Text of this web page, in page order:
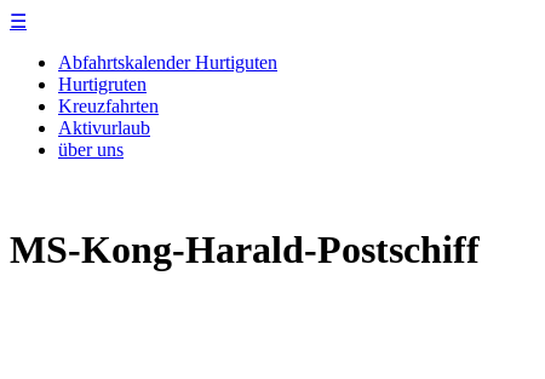
☰
Abfahrtskalender Hurtiguten
Hurtigruten
Kreuzfahrten
Aktivurlaub
über uns
MS-Kong-Harald-Postschiff